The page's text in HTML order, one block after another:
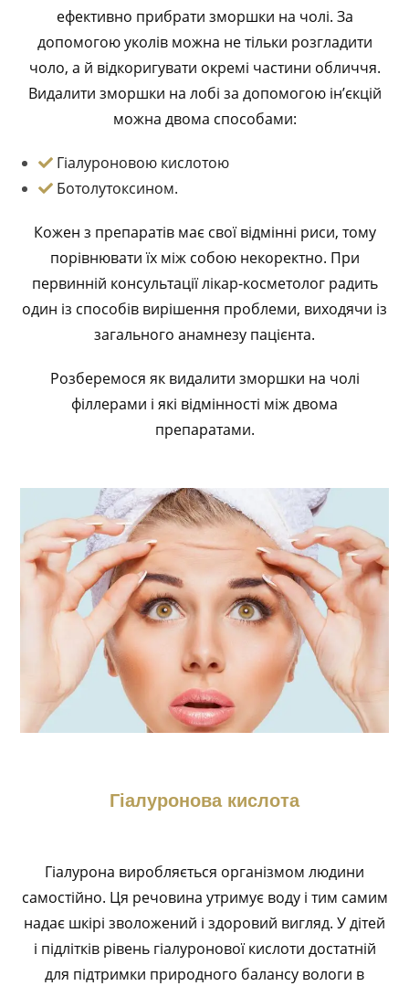
ефективно прибрати зморшки на чолі. За
допомогою уколів можна не тільки розгладити
чоло, а й відкоригувати окремі частини обличчя.
Видалити зморшки на лобі за допомогою ін’єкцій
можна двома способами:
Гіалуроновою кислотою
Ботолутоксином.
Кожен з препаратів має свої відмінні риси, тому
порівнювати їх між собою некоректно. При
первинній консультації лікар-косметолог радить
один із способів вирішення проблеми, виходячи із
загального анамнезу пацієнта.
Розберемося як видалити зморшки на чолі
філлерами і які відмінності між двома
препаратами.
Гіалуронова кислота
Гіалурона виробляється організмом людини
самостійно. Ця речовина утримує воду і тим самим
надає шкірі зволожений і здоровий вигляд. У дітей
і підлітків рівень гіалуронової кислоти достатній
для підтримки природного балансу вологи в